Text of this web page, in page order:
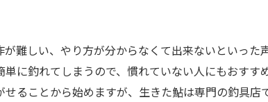
難しい、やり方が分からなくて出来ないといった
に釣れてしまうので、慣れていない人にもおすす
ることから始めますが、生きた鮎は専門の釣具店